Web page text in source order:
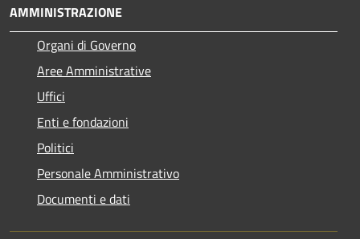
AMMINISTRAZIONE
Organi di Governo
Aree Amministrative
Uffici
Enti e fondazioni
Politici
Personale Amministrativo
Documenti e dati